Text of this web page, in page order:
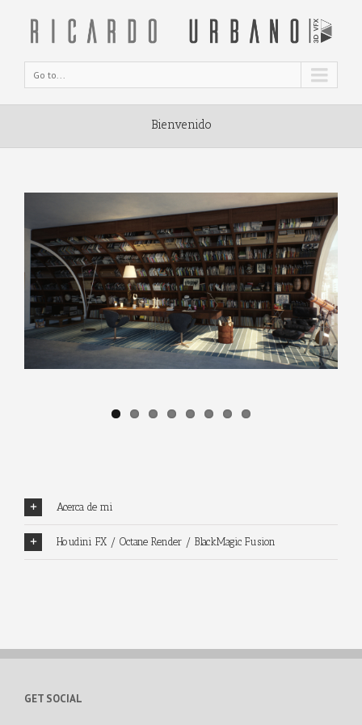
Go to...
Bienvenido
Acerca de mi
Houdini FX / Octane Render / BlackMagic Fusion
GET SOCIAL